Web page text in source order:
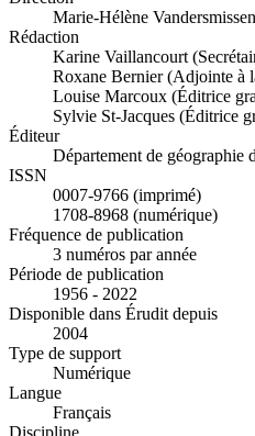
Marie-Hélène
Rédaction
Karine Vaillancourt
Roxane Bernier (Adjointe à
Louise Marcoux (Éditrice
Sylvie St-Jacques (Éditrice
Éditeur
Département de géographie
ISSN
0007-9766 (imprimé)
1708-8968 (numérique)
Fréquence de publication
3 numéros par année
Période de publication
1956 - 2022
Disponible dans Érudit depuis
2004
Type de support
Numérique
Langue
Français